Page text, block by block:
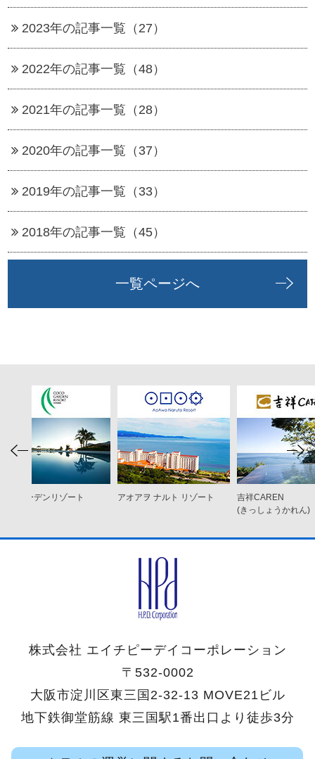
2023年の記事一覧（27）
2022年の記事一覧（48）
2021年の記事一覧（28）
2020年の記事一覧（37）
2019年の記事一覧（33）
2018年の記事一覧（45）
一覧ページへ
コ ガーデンリゾート
アオアヲ ナルト リゾート
吉祥CAREN
(きっしょうかれん)
株式会社 エイチピーデイコーポレーション
〒532-0002
大阪市淀川区東三国2-32-13 MOVE21ビル
地下鉄御堂筋線 東三国駅1番出口より徒歩3分